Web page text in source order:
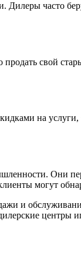
часто
свой
на
могут
и